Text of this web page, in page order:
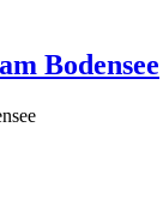
Bodensee